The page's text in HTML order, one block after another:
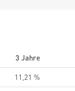
3 Jahre
11,21 %